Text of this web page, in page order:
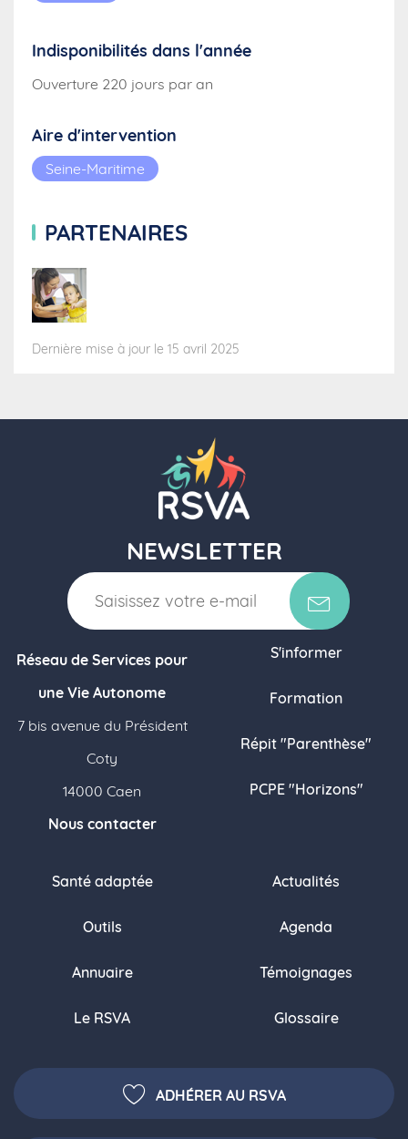
Indisponibilités dans l'année
Ouverture 220 jours par an
Aire d'intervention
Seine-Maritime
PARTENAIRES
Dernière mise à jour le 15 avril 2025
NEWSLETTER
Réseau de Services pour
une Vie Autonome
7 bis avenue du Président
Coty
14000 Caen
Nous contacter
S'informer
Formation
Répit "Parenthèse"
PCPE "Horizons"
Santé adaptée
Outils
Annuaire
Le RSVA
Actualités
Agenda
Témoignages
Glossaire
ADHÉRER AU RSVA